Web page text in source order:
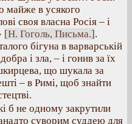
майже в усякого
своя власна Росія – і
[Н. Гоголь, Письма.].
бігуна в варварській
і зла, – і гонив за їх
що шукала за
– в Римі, щоб знайти
б не одному закрутили
суворим суддею для